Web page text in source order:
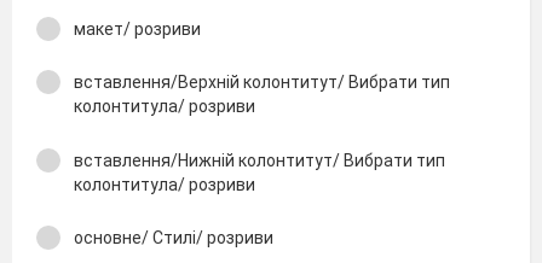
макет/ розриви
вставлення/Верхній колонтитут/ Вибрати тип
колонтитула/ розриви
вставлення/Нижній колонтитут/ Вибрати тип
колонтитула/ розриви
основне/ Стилі/ розриви